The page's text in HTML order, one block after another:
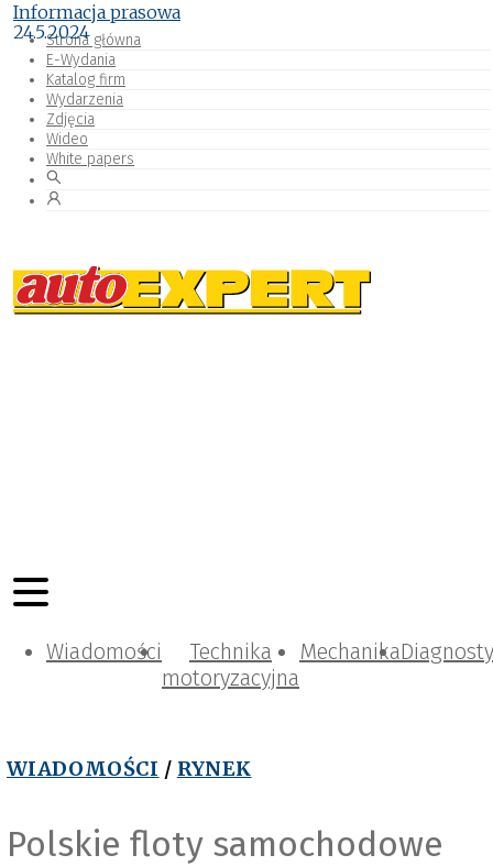
Strona główna
E-Wydania
Katalog firm
Wydarzenia
Zdjęcia
Wideo
White papers
Wiadomości
Technika
motoryzacyjna
Mechanika
WIADOMOŚCI / RYNEK
Polskie floty samochodowe
Informacja prasowa
24.5.2024